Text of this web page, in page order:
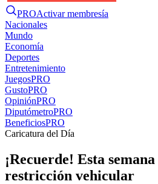
PROActivar membresía
Nacionales
Mundo
Economía
Deportes
Entretenimiento
JuegosPRO
GustoPRO
OpiniónPRO
DiputómetroPRO
BeneficiosPRO
Caricatura del Día
¡Recuerde! Esta
restricción vehicular